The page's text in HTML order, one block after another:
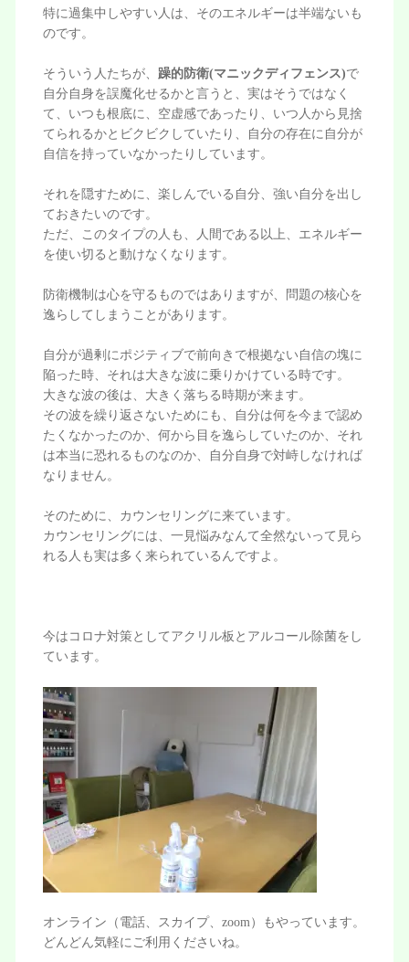
特に過集中しやすい人は、そのエネルギーは半端ないも
のです。
そういう人たちが、 躁的防衛(マニックディフェンス)で
自分自身を誤魔化せるかと言うと、実はそうではなく
て、いつも根底に、空虚感であったり、いつ人から見捨
てられるかとビクビクしていたり、自分の存在に自分が
自信を持っていなかったりしています。
それを隠すために、楽しんでいる自分、強い自分を出し
ておきたいのです。
ただ、このタイプの人も、人間である以上、エネルギー
を使い切ると動けなくなります。
防衛機制は心を守るものではありますが、問題の核心を
逸らしてしまうことがあります。
自分が過剰にポジティブで前向きで根拠ない自信の塊に
陥った時、それは大きな波に乗りかけている時です。
大きな波の後は、大きく落ちる時期が来ます。
その波を繰り返さないためにも、自分は何を今まで認め
たくなかったのか、何から目を逸らしていたのか、それ
は本当に恐れるものなのか、自分自身で対峙しなければ
なりません。
そのために、カウンセリングに来ています。
カウンセリングには、一見悩みなんて全然ないって見ら
れる人も実は多く来られているんですよ。
今はコロナ対策としてアクリル板とアルコール除菌をし
ています。
オンライン（電話、スカイプ、zoom）もやっています。
どんどん気軽にご利用くださいね。